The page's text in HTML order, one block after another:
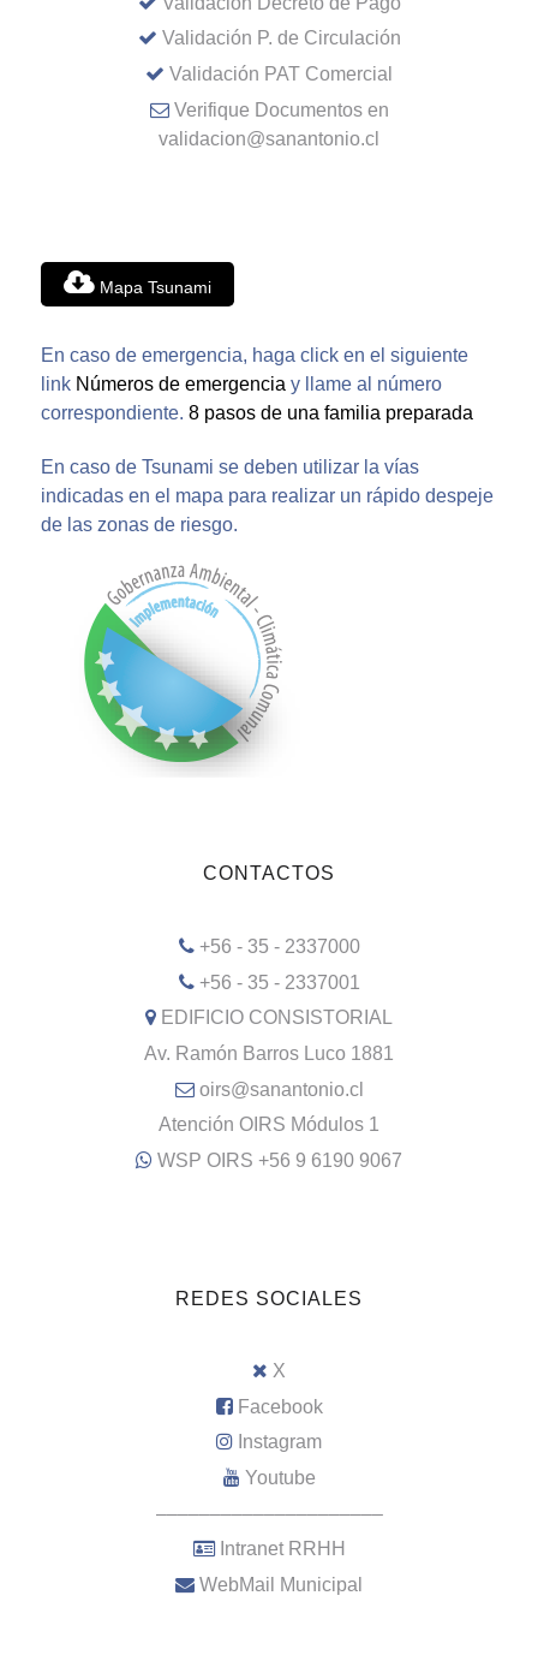
Validación P. de Circulación
Validación PAT Comercial
Verifique Documentos en
validacion@sanantonio.cl
Mapa Tsunami
En caso de emergencia, haga click en el siguiente
link Números de emergencia y llame al número
correspondiente. 8 pasos de una familia preparada
En caso de Tsunami se deben utilizar la vías
indicadas en el mapa para realizar un rápido despeje
de las zonas de riesgo.
CONTACTOS
+56 - 35 - 2337000
+56 - 35 - 2337001
EDIFICIO CONSISTORIAL
Av. Ramón Barros Luco 1881
oirs@sanantonio.cl
Atención OIRS Módulos 1
WSP OIRS +56 9 6190 9067
REDES SOCIALES
X
Facebook
Instagram
Youtube
–––––––––––––––––––––
Intranet RRHH
WebMail Municipal